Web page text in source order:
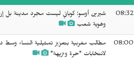
08:32
شيرين أوسو: كوباني ليست مجرد مدينة بل
وهوية شعب
08:00
مطالب مغربية بتعزيز تمثيلية النساء وسط
لانتخابات "حرة ونزيهة"